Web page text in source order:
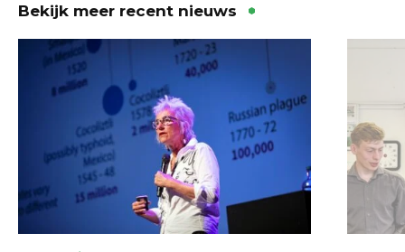
Bekijk meer recent nieuws